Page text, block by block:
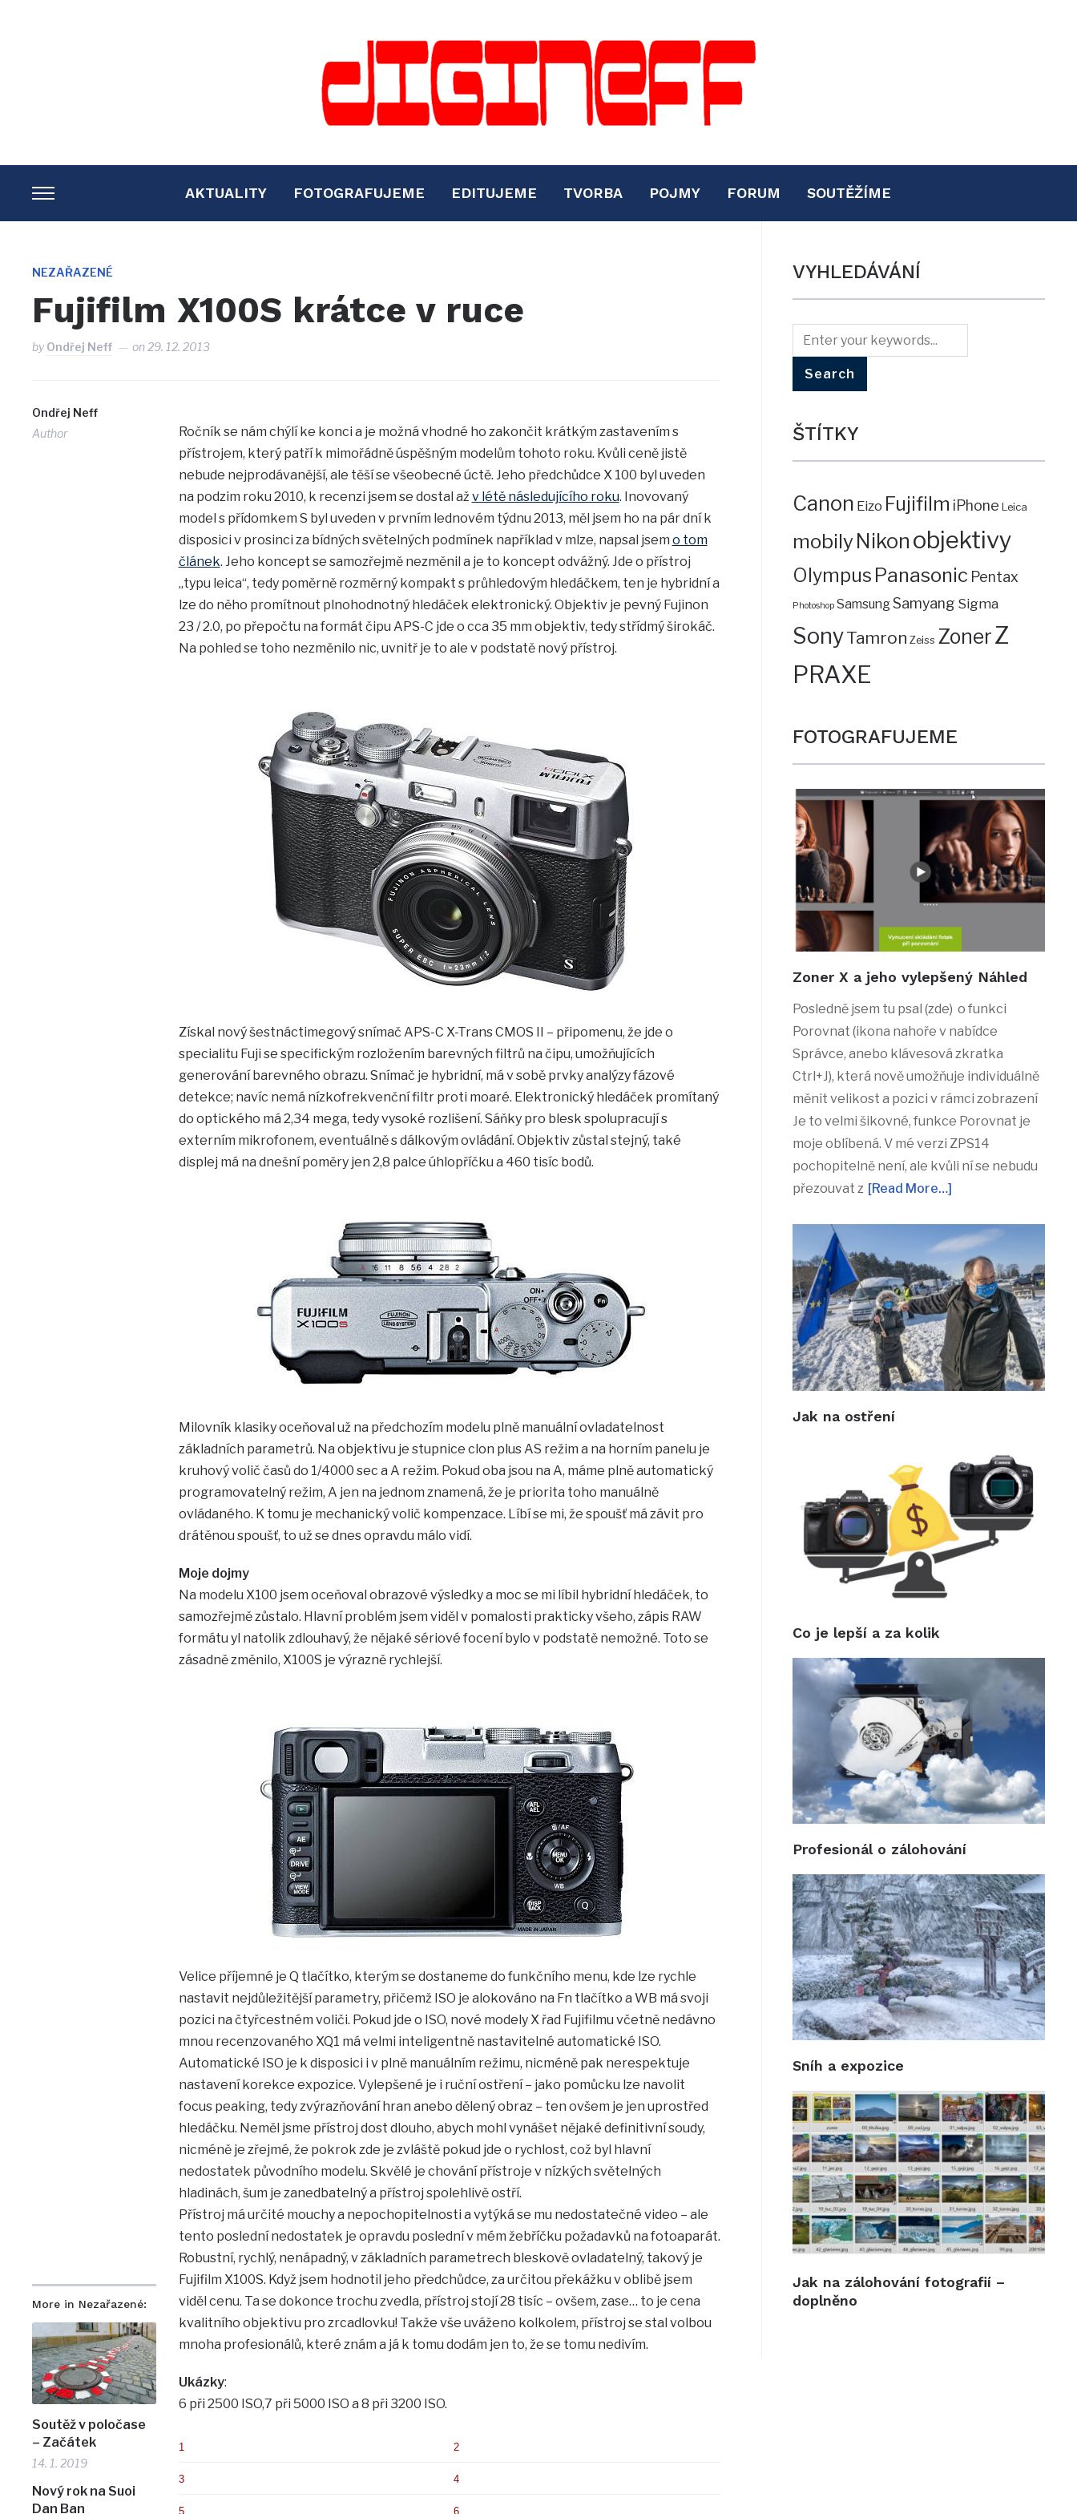
TOGGLE
SIDEBAR
NAVIGATION
AKTUALITY FOTOGRAFUJEME EDITUJEME TVORBA POJMY FORUM SOUTĚŽÍME
NEZAŘAZENÉ
Fujifilm X100S krátce v ruce
byOndřej Neff on29. 12. 2013
Ondřej Neff
Author
More in Nezařazené:
Soutěž v poločase
– Začátek
14. 1. 2019
Nový rok na Suoi
Dan Ban
Ročník se nám chýlí ke konci a je možná vhodné ho zakončit krátkým zastavením s
přístrojem, který patří k mimořádně úspěšným modelům tohoto roku. Kvůli ceně jistě
nebude nejprodávanější, ale těší se všeobecné úctě. Jeho předchůdce X 100 byl uveden
na podzim roku 2010, k recenzi jsem se dostal ažv létě následujícího roku. Inovovaný
model s přídomkem S byl uveden v prvním lednovém týdnu 2013, měl jsem ho na pár dní k
disposici v prosinci za bídných světelných podmínek například v mlze, napsal jsem o tom
článek. Jeho koncept se samozřejmě nezměnil a je to koncept odvážný. Jde o přístroj
„typu leica“, tedy poměrně rozměrný kompakt s průhledovým hledáčkem, ten je hybridní a
lze do něho promítnout plnohodnotný hledáček elektronický. Objektiv je pevný Fujinon
23 / 2.0, po přepočtu na formát čipu APS-C jde o cca 35 mm objektiv, tedy střídmý širokáč.
Na pohled se toho nezměnilo nic, uvnitř je to ale v podstatě nový přístroj.
Získal nový šestnáctimegový snímač APS-C X-Trans CMOS II – připomenu, že jde o
specialitu Fuji se specifickým rozložením barevných filtrů na čipu, umožňujících
generování barevného obrazu. Snímač je hybridní, má v sobě prvky analýzy fázové
detekce; navíc nemá nízkofrekvenční filtr proti moaré. Elektronický hledáček promítaný
do optického má 2,34 mega, tedy vysoké rozlišení. Sáňky pro blesk spolupracují s
externím mikrofonem, eventuálně s dálkovým ovládání. Objektiv zůstal stejný, také
displej má na dnešní poměry jen 2,8 palce úhlopříčku a 460 tisíc bodů.
Milovník klasiky oceňoval už na předchozím modelu plně manuální ovladatelnost
základních parametrů. Na objektivu je stupnice clon plus AS režim a na horním panelu je
kruhový volič časů do 1/4000 sec a A režim. Pokud oba jsou na A, máme plně automatický
programovatelný režim, A jen na jednom znamená, že je priorita toho manuálně
ovládaného. K tomu je mechanický volič kompenzace. Líbí se mi, že spoušť má závit pro
drátěnou spoušť, to už se dnes opravdu málo vidí.
Moje dojmy
Na modelu X100 jsem oceňoval obrazové výsledky a moc se mi líbil hybridní hledáček, to
samozřejmě zůstalo. Hlavní problém jsem viděl v pomalosti prakticky všeho, zápis RAW
formátu yl natolik zdlouhavý, že nějaké sériové focení bylo v podstatě nemožné. Toto se
zásadně změnilo, X100S je výrazně rychlejší.
Velice příjemné je Q tlačítko, kterým se dostaneme do funkčního menu, kde lze rychle
nastavit nejdůležitější parametry, přičemž ISO je alokováno na Fn tlačítko a WB má svoji
pozici na čtyřcestném voliči. Pokud jde o ISO, nové modely X řad Fujifilmu včetně nedávno
mnou recenzovaného XQ1 má velmi inteligentně nastavitelné automatické ISO.
Automatické ISO je k disposici i v plně manuálním režimu, nicméně pak nerespektuje
nastavení korekce expozice. Vylepšené je i ruční ostření – jako pomůcku lze navolit
focus peaking, tedy zvýrazňování hran anebo dělený obraz – ten ovšem je jen uprostřed
hledáčku. Neměl jsme přístroj dost dlouho, abych mohl vynášet nějaké definitivní soudy,
nicméně je zřejmé, že pokrok zde je zvláště pokud jde o rychlost, což byl hlavní
nedostatek původního modelu. Skvělé je chování přístroje v nízkých světelných
hladinách, šum je zanedbatelný a přístroj spolehlivě ostří.
Přístroj má určité mouchy a nepochopitelnosti a vytýká se mu nedostatečné video – ale
tento poslední nedostatek je opravdu poslední v mém žebříčku požadavků na fotoaparát.
Robustní, rychlý, nenápadný, v základních parametrech bleskově ovladatelný, takový je
Fujifilm X100S. Když jsem hodnotil jeho předchůdce, za určitou překážku v oblibě jsem
viděl cenu. Ta se dokonce trochu zvedla, přístroj stojí 28 tisíc – ovšem, zase… to je cena
kvalitního objektivu pro zrcadlovku! Takže vše uváženo kolkolem, přístroj se stal volbou
mnoha profesionálů, které znám a já k tomu dodám jen to, že se tomu nedivím.
Ukázky:
6 při 2500 ISO,7 při 5000 ISO a 8 při 3200 ISO.
1 2
3 4
5 6
VYHLEDÁVÁNÍ
ŠTÍTKY
Canon Eizo Fujifilm iPhone Leica
mobilyNikon objektivy
Olympus Panasonic Pentax
Photoshop SamsungSamyang Sigma
SonyTamron Zeiss ZonerZ
PRAXE
FOTOGRAFUJEME
Zoner X a jeho vylepšený Náhled
Posledně jsem tu psal (zde) o funkci
Porovnat (ikona nahoře v nabídce
Správce, anebo klávesová zkratka
Ctrl+J), která nově umožňuje individuálně
měnit velikost a pozici v rámci zobrazení
Je to velmi šikovné, funkce Porovnat je
moje oblíbená. V mé verzi ZPS14
pochopitelně není, ale kvůli ní se nebudu
přezouvat z [Read More…]
Jak na ostření
Co je lepší a za kolik
Profesionál o zálohování
Sníh a expozice
Jak na zálohování fotografií –
doplněno